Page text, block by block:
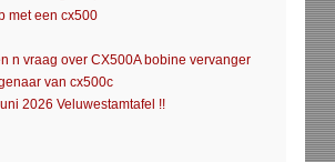
met een cx500
n vraag over CX500A bobine vervanger
van cx500c
2026 Veluwestamtafel !!